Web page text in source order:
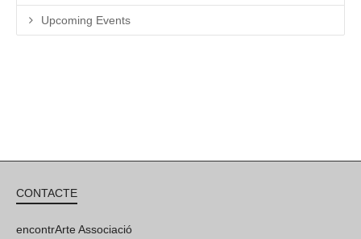
Upcoming Events
CONTACTE
encontrArte Associació